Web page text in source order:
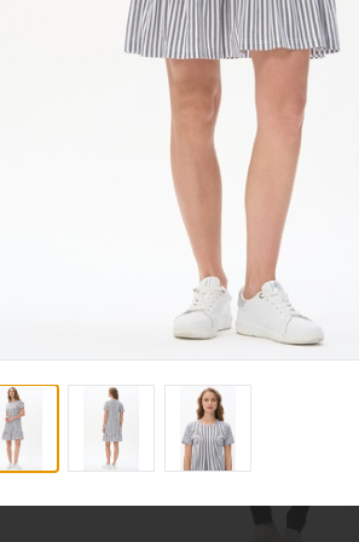
Халат D0480-F54.6F15
Кулирная гладь
new